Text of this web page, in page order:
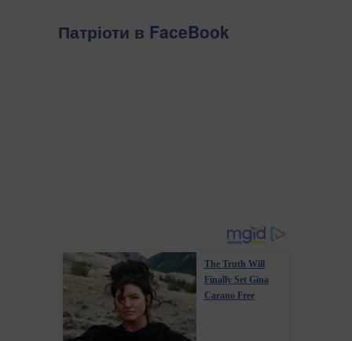
Патріоти в FaceBook
The Truth Will
Finally Set Gina
Carano Free